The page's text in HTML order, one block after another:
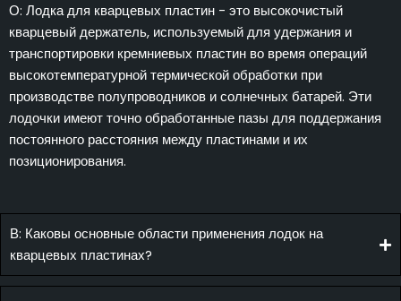
О: Лодка для кварцевых пластин - это высокочистый
кварцевый держатель, используемый для удержания и
транспортировки кремниевых пластин во время операций
высокотемпературной термической обработки при
производстве полупроводников и солнечных батарей. Эти
лодочки имеют точно обработанные пазы для поддержания
постоянного расстояния между пластинами и их
позиционирования.
В: Каковы основные области применения лодок на
кварцевых пластинах?